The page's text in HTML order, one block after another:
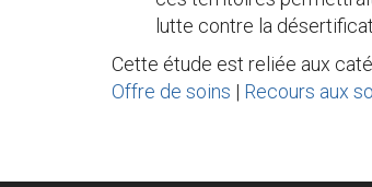
lutte contre la
Cette étude est reliée aux
Offre de soins | Recours aux